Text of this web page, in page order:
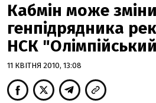
Кабмін може
генпідрядника
НСК
11 КВІТНЯ 2010, 13:08